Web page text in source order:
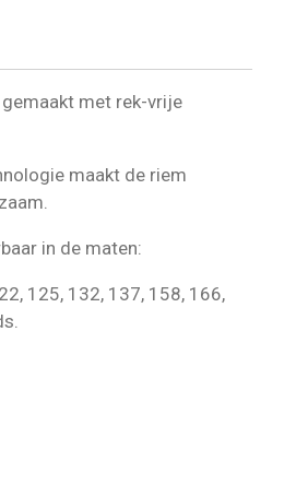
met rek-vrije
maakt de riem
in de maten:
125, 132, 137, 158, 166,